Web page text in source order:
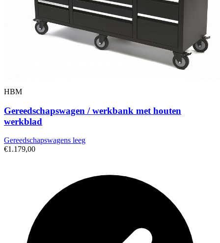
HBM
Gereedschapswagen / werkbank met houten
werkblad
Gereedschapswagens leeg
€1.179,00